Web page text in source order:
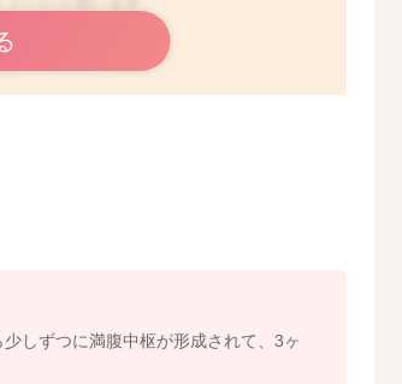
いと思います。
しずつに満腹中枢が形成されて、3ヶ